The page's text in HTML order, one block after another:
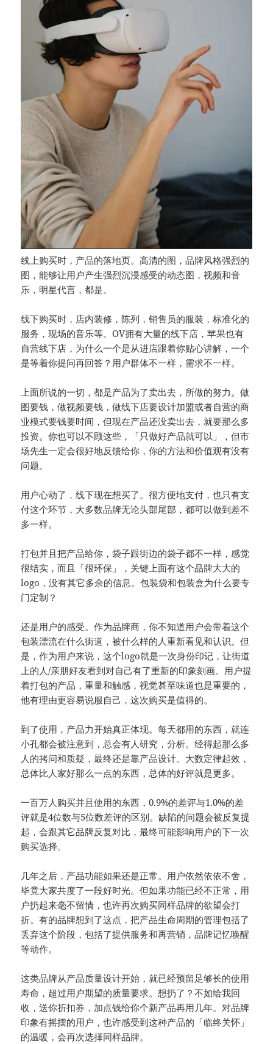
线上购买时，产品的落地页。高清的图，品牌风格强烈的
图，能够让用户产生强烈沉浸感受的动态图，视频和音
乐，明星代言，都是。
线下购买时，店内装修，陈列，销售员的服装，标准化的
服务，现场的音乐等。OV拥有大量的线下店，苹果也有
自营线下店，为什么一个是从进店跟着你贴心讲解，一个
是等着你提问再回答？用户群体不一样，需求不一样。
上面所说的一切，都是产品为了卖出去，所做的努力。做
图要钱，做视频要钱，做线下店要设计加盟或者自营的商
业模式要钱要时间，但现在产品还没卖出去，就要那么多
投资。你也可以不顾这些，「只做好产品就可以」，但市
场先生一定会很好地反馈给你，你的方法和价值观有没有
问题。
用户心动了，线下现在想买了。很方便地支付，也只有支
付这个环节，大多数品牌无论头部尾部，都可以做到差不
多一样。
打包并且把产品给你，袋子跟街边的袋子都不一样，感觉
很结实，而且「很环保」，关键上面有这个品牌大大的
logo，没有其它多余的信息。包装袋和包装盒为什么要专
门定制？
还是用户的感受。作为品牌商，你不知道用户会带着这个
包装漂流在什么街道，被什么样的人重新看见和认识。但
是，作为用户来说，这个logo就是一次身份印记，让街道
上的人/亲朋好友看到对自己有了重新的印象刻画。用户提
着打包的产品，重量和触感，视觉甚至味道也是重要的，
他有理由更容易说服自己，这次购买是值得的。
到了使用，产品力开始真正体现。每天都用的东西，就连
小孔都会被注意到，总会有人研究，分析。经得起那么多
人的拷问和质疑，最终还是靠产品设计。大数定律起效，
总体比人家好那么一点的东西，总体的好评就是更多。
一百万人购买并且使用的东西，0.9%的差评与1.0%的差
评就是4位数与5位数差评的区别。缺陷的问题会被反复提
起，会跟其它品牌反复对比，最终可能影响用户的下一次
购买选择。
几年之后，产品功能如果还是正常。用户依然依依不舍，
毕竟大家共度了一段好时光。但如果功能已经不正常，用
户扔起来毫不留情，也许再次购买同样品牌的欲望会打
折。有的品牌想到了这点，把产品生命周期的管理包括了
丢弃这个阶段，包括了提供服务和再营销，品牌记忆唤醒
等动作。
这类品牌从产品质量设计开始，就已经预留足够长的使用
寿命，超过用户期望的质量要求。想扔了？不如给我回
收，送你折扣券，加点钱给你个新产品再用几年。对品牌
印象有摇摆的用户，也许感受到这种产品的「临终关怀」
的温暖，会再次选择同样品牌。